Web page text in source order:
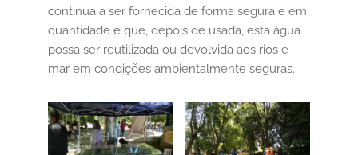
continua a ser fornecida de forma segura e em
quantidade e que, depois de usada, esta água
possa ser reutilizada ou devolvida aos rios e
mar em condições ambientalmente seguras.